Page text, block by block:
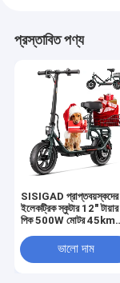
প্রস্তাবিত পণ্য
SISIGAD প্রাপ্তবয়স্কদের
ইলেকট্রিক স্কুটার 12" টায়ার
পিক 500W মোটর 45km
স্কুটার পিছনের র্যাকের সাথে
যাতায়াতের জন্য
ভালো দাম